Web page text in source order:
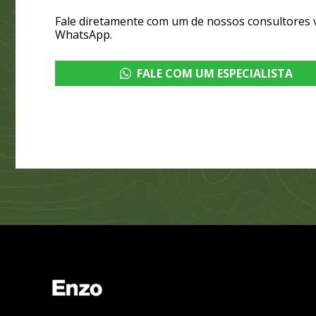
Fale diretamente com um de nossos consultores
WhatsApp.
FALE COM UM ESPECIALISTA